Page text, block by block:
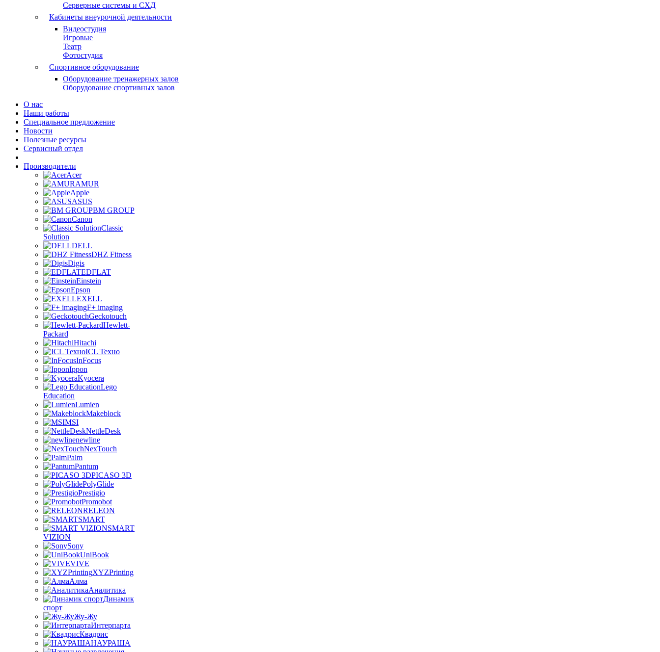
Серверные системы и СХД
Кабинеты внеурочной деятельности
Видеостудия
Игровые
Театр
Фотостудия
Спортивное оборудование
Оборудование тренажерных залов
Оборудование спортивных залов
О нас
Наши работы
Специальное предложение
Новости
Полезные ресурсы
Сервисный отдел
Производители
Acer
AMUR
Apple
ASUS
BM GROUP
Canon
Classic
Solution
DELL
DHZ Fitness
Digis
EDFLAT
Einstein
Epson
EXELL
F+ imaging
Geckotouch
Hewlett-
Packard
Hitachi
ICL Техно
InFocus
Ippon
Kyocera
Lego
Education
Lumien
Makeblock
MSI
NettleDesk
newline
NexTouch
Palm
Pantum
PICASO 3D
PolyGlide
Prestigio
Promobot
RELEON
SMART
SMART
VIZION
Sony
UniBook
VIVE
XYZPrinting
Алма
Аналитика
Динамик
спорт
Жу-Жу
Интерпарта
Квадрис
НАУРАША